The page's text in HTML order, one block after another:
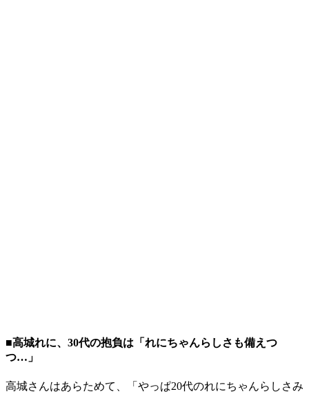
■高城れに、30代の抱負は「れにちゃんらしさも備えつ
つ…」
高城さんはあらためて、「やっぱ20代のれにちゃんらしさみ